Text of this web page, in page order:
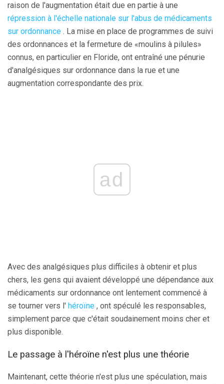
raison de l'augmentation était due en partie à une
répression à l'échelle nationale sur l'abus de médicaments
sur ordonnance . La mise en place de programmes de suivi
des ordonnances et la fermeture de «moulins à pilules»
connus, en particulier en Floride, ont entraîné une pénurie
d'analgésiques sur ordonnance dans la rue et une
augmentation correspondante des prix.
ad
Avec des analgésiques plus difficiles à obtenir et plus
chers, les gens qui avaient développé une dépendance aux
médicaments sur ordonnance ont lentement commencé à
se tourner vers l' héroïne , ont spéculé les responsables,
simplement parce que c'était soudainement moins cher et
plus disponible.
Le passage à l'héroïne n'est plus une théorie
Maintenant, cette théorie n'est plus une spéculation, mais